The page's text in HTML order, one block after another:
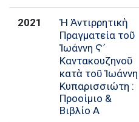
2021
Ἡ Ἀντιρρητικὴ
Πραγματεία τοῦ
Ἰωάννη Ϛ´
Καντακουζηνοῦ
κατὰ τοῦ Ἰωάννη
Κυπαρισσιώτη :
Προοίμιο &
Βιβλίο Α